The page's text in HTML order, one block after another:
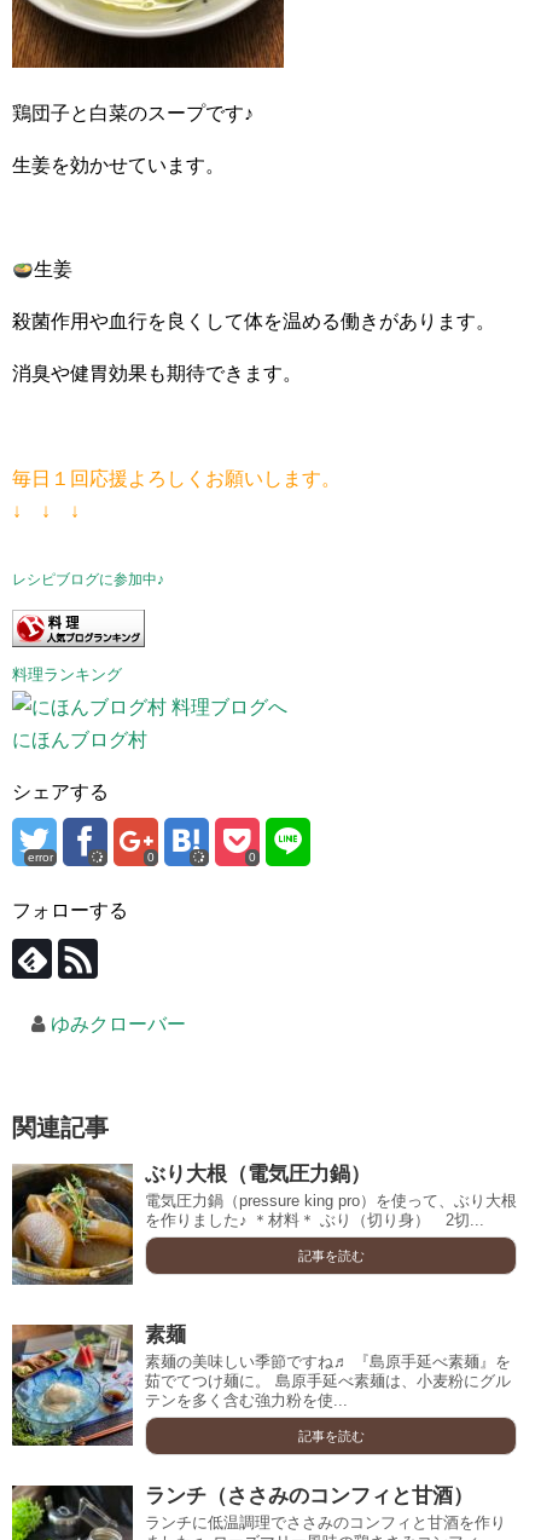
鶏団子と白菜のスープです♪
生姜を効かせています。
生姜
殺菌作用や血行を良くして体を温める働きがあります。
消臭や健胃効果も期待できます。
毎日１回応援よろしくお願いします。
↓ ↓ ↓
レシピブログに参加中♪
料理ランキング
にほんブログ村
シェアする
error 0 0
フォローする
ゆみクローバー
関連記事
ぶり大根（電気圧力鍋）
電気圧力鍋（pressure king pro）を使って、ぶり大根
を作りました♪ ＊材料＊ ぶり（切り身） 2切...
記事を読む
素麺
素麺の美味しい季節ですね♬ 『島原手延べ素麺』を
茹でてつけ麺に。 島原手延べ素麺は、小麦粉にグル
テンを多く含む強力粉を使...
記事を読む
ランチ（ささみのコンフィと甘酒）
ランチに低温調理でささみのコンフィと甘酒を作り